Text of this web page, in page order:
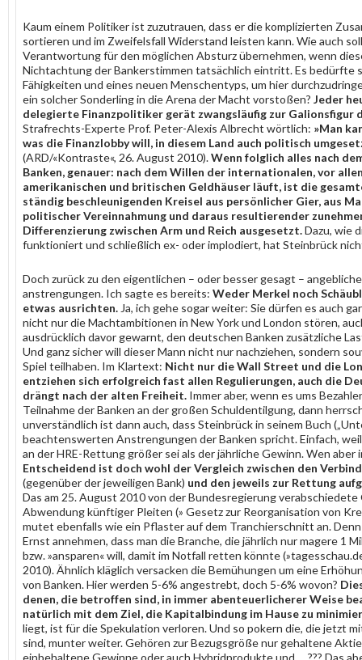
Kaum einem Politiker ist zuzutrauen, dass er die komplizierten
sortieren und im Zweifelsfall Widerstand leisten kann. Wie auch
Verantwortung für den möglichen Absturz übernehmen, wenn
Nichtachtung der Bankerstimmen tatsächlich eintritt. Es bedürfte
Fähigkeiten und eines neuen Menschentyps, um hier
ein solcher Sonderling in die Arena der Macht vorstoßen? Jeder
delegierte Finanzpolitiker gerät zwangsläufig zur Galionsfigur
Strafrechts-Experte Prof. Peter-Alexis Albrecht wörtlich: »Man
was die Finanzlobby will, in diesem Land auch politisch
(ARD/«Kontraste«, 26. August 2010).Wenn folglich alles nach
Banken, genauer: nach dem Willen der internationalen, vor
amerikanischen und britischen Geldhäuser läuft, ist die
ständig beschleunigenden Kreisel aus persönlicher Gier, aus
politischer Vereinnahmung und daraus resultierender
Differenzierung zwischen Arm und Reich ausgesetzt.Dazu, wie
funktioniert und schließlich ex- oder implodiert, hat Steinbrück
Doch zurück zu den eigentlichen – oder besser gesagt –
anstrengungen. Ich sagte es bereits: Weder Merkel noch
etwas ausrichten. Ja, ich gehe sogar weiter: Sie dürfen es auch
nicht nur die Machtambitionen in New York und London stören,
ausdrücklich davor gewarnt, den deutschen Banken zusätzliche
Und ganz sicher will dieser Mann nicht nur nachziehen, sondern
Spiel teilhaben. Im Klartext: Nicht nur die Wall Street und die
entziehen sich erfolgreich fast allen Regulierungen, auch die
drängt nach der alten Freiheit. Immer aber, wenn es ums
Teilnahme der Banken an der großen Schuldentilgung, dann
unverständlich ist dann auch, dass Steinbrück in seinem Buch
beachtenswerten Anstrengungen der Banken spricht. Einfach,
an der HRE-Rettung größer sei als der jährliche Gewinn. Wen aber
Entscheidend ist doch wohl der Vergleich zwischen den
(gegenüber der jeweiligen Bank) und den jeweils zur Rettung
Das am 25. August 2010 von der Bundesregierung verabschiedete
Abwendung künftiger Pleiten (» Gesetz zur Reorganisation von
mutet ebenfalls wie ein Pflaster auf dem Tranchierschnitt an.
Ernst annehmen, dass man die Branche, die jährlich nur magere 1
bzw. »ansparen« will, damit im Notfall retten könnte
2010). Ähnlich kläglich versacken die Bemühungen um eine
von Banken. Hier werden 5-6% angestrebt, doch 5-6% wovon?
denen, die betroffen sind, in immer abenteuerlicherer Weise
natürlich mit dem Ziel, die Kapitalbindung im Hause zu
liegt, ist für die Spekulation verloren. Und so pokern die, die jetzt
sind, munter weiter. Gehören zur Bezugsgröße nur gehaltene
einbehaltene Gewinne oder auch Hybridprodukte und … ??? Das